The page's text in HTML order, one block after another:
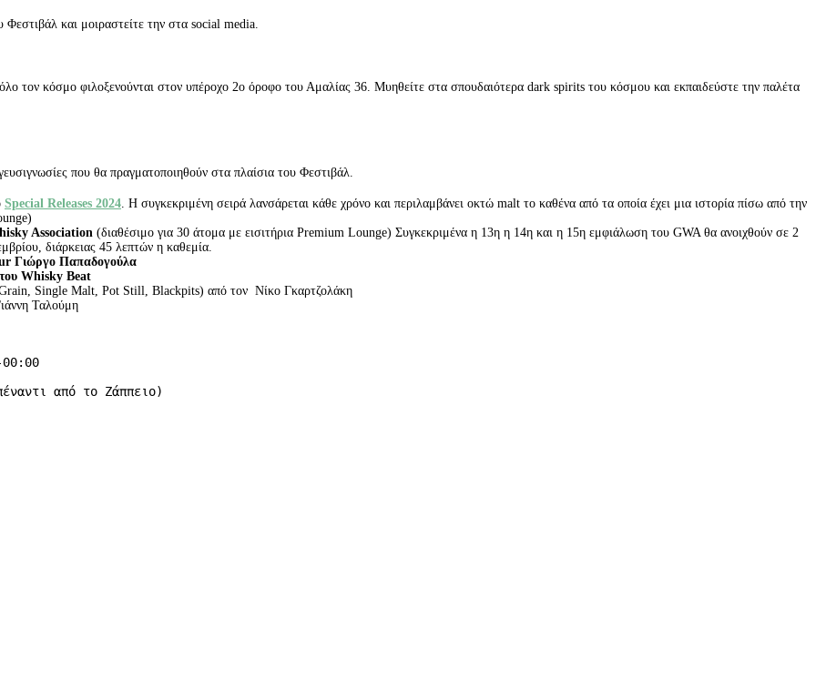
και μοιραστείτε την στα social media.
τον κόσμο φιλοξενούνται στον υπέροχο 2ο όροφο του Αμαλίας 36. Μυηθείτε στα σπουδαιότερα dark spirits του κόσμου και εκπαιδεύστε την παλέτα
που θα πραγματοποιηθούν στα πλαίσια του Φεστιβάλ.
Special Releases 2024 . Η συγκεκριμένη σειρά λανσάρεται κάθε χρόνο και περιλαμβάνει οκτώ malt το καθένα από τα οποία έχει μια ιστορία πίσω από την
Association (διαθέσιμο για 30 άτομα με εισιτήρια Premium Lounge) Συγκεκριμένα η 13η η 14η και η 15η εμφιάλωση του GWA θα ανοιχθούν σε 2
διάρκειας 45 λεπτών η καθεμία.
Γιώργο Παπαδογούλα
Whisky Beat
Single Malt, Pot Still, Blackpits) από τον Νίκο Γκαρτζολάκη
Ταλούμη
από το Ζάππειο)